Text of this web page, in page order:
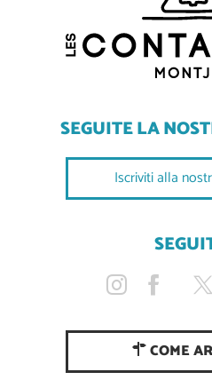
SEGUITE LA
Iscriviti alla
COME